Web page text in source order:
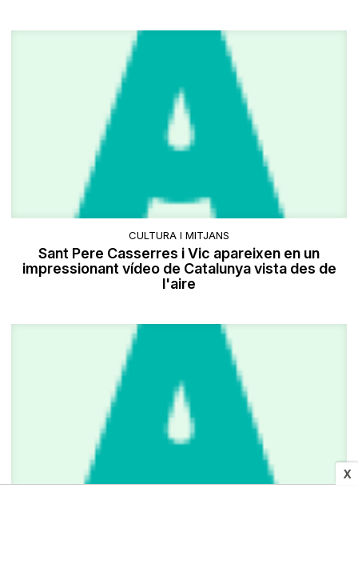
X
CULTURA I MITJANS
Sant Pere Casserres i Vic apareixen en un
impressionant vídeo de Catalunya vista des de
l'aire